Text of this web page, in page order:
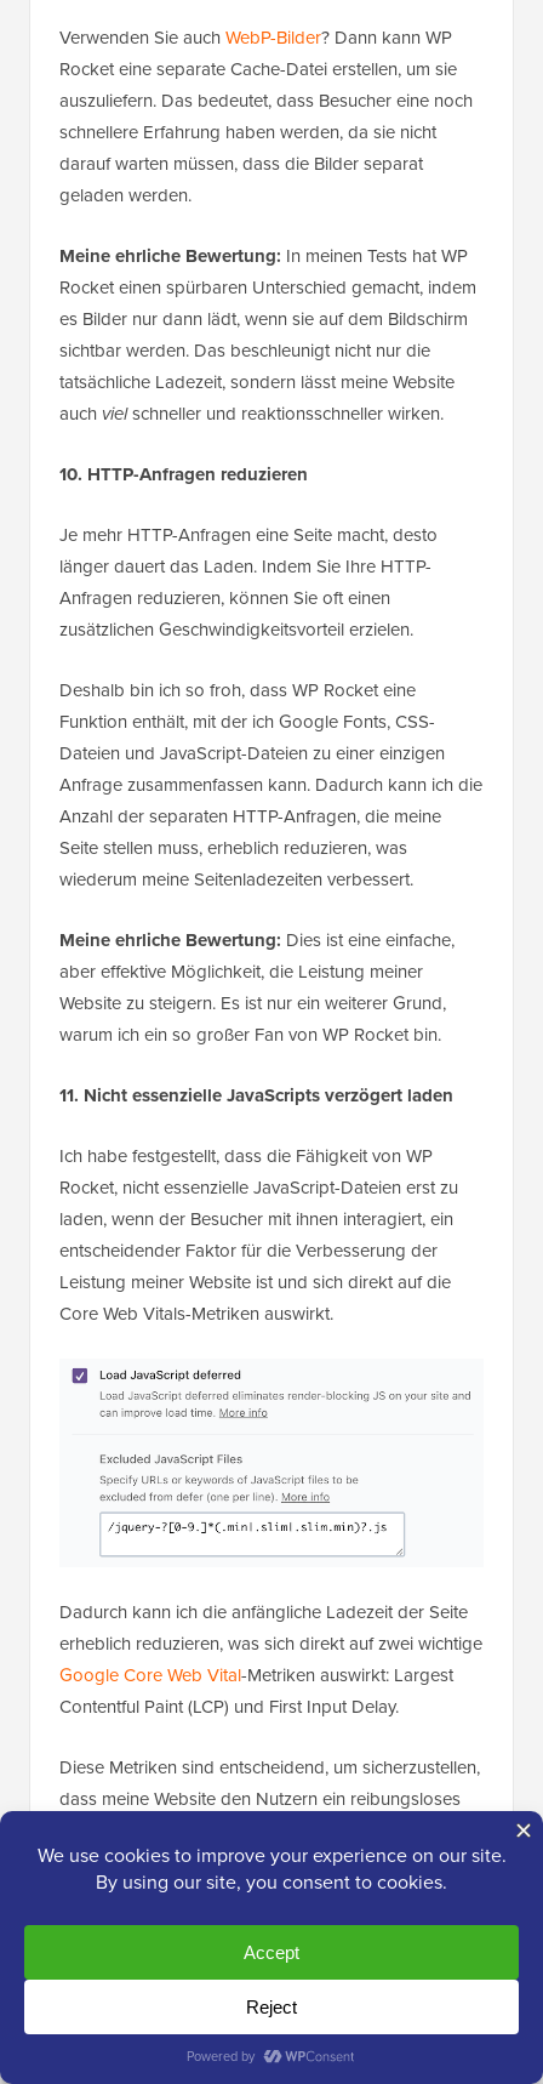
Verwenden Sie auchWebP-Bilder? Dann kann WP
Rocket eine separate Cache-Datei erstellen, um sie
auszuliefern. Das bedeutet, dass Besucher eine noch
schnellere Erfahrung haben werden, da sie nicht
darauf warten müssen, dass die Bilder separat
geladen werden.
Meine ehrliche Bewertung: In meinen Tests hat WP
Rocket einen spürbaren Unterschied gemacht, indem
es Bilder nur dann lädt, wenn sie auf dem Bildschirm
sichtbar werden. Das beschleunigt nicht nur die
tatsächliche Ladezeit, sondern lässt meine Website
auch vielschneller und reaktionsschneller wirken.
10. HTTP-Anfragen reduzieren
Je mehr HTTP-Anfragen eine Seite macht, desto
länger dauert das Laden. Indem Sie Ihre HTTP-
Anfragen reduzieren, können Sie oft einen
zusätzlichen Geschwindigkeitsvorteil erzielen.
Deshalb bin ich so froh, dass WP Rocket eine
Funktion enthält, mit der ich Google Fonts, CSS-
Dateien und JavaScript-Dateien zu einer einzigen
Anfrage zusammenfassen kann. Dadurch kann ich die
Anzahl der separaten HTTP-Anfragen, die meine
Seite stellen muss, erheblich reduzieren, was
wiederum meine Seitenladezeiten verbessert.
Meine ehrliche Bewertung: Dies ist eine einfache,
aber effektive Möglichkeit, die Leistung meiner
Website zu steigern. Es ist nur ein weiterer Grund,
warum ich ein so großer Fan von WP Rocket bin.
11. Nicht essenzielle JavaScripts verzögert laden
Ich habe festgestellt, dass die Fähigkeit von WP
Rocket, nicht essenzielle JavaScript-Dateien erst zu
laden, wenn der Besucher mit ihnen interagiert, ein
entscheidender Faktor für die Verbesserung der
Leistung meiner Website ist und sich direkt auf die
Core Web Vitals-Metriken auswirkt.
Dadurch kann ich die anfängliche Ladezeit der Seite
erheblich reduzieren, was sich direkt auf zwei wichtige
Google Core Web Vital-Metriken auswirkt: Largest
Contentful Paint (LCP) und First Input Delay.
Diese Metriken sind entscheidend, um sicherzustellen,
dass meine Website den Nutzern ein reibungsloses
ich sie mit WP Rocket weiter optimieren.
Meine ehrliche Bewertung:Diese einfache, aber
effektive Technik hat meine anfängliche Seitenladezeit
erheblich beschleunigt und zu einer viel
reibungsloseren Erfahrung für alle geführt.